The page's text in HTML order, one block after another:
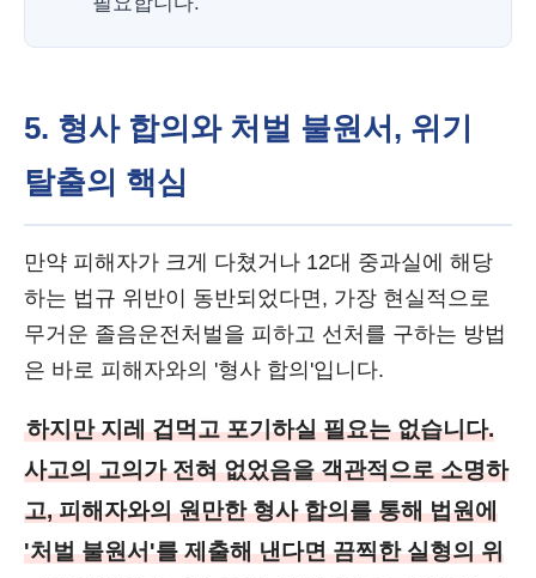
5. 형사 합의와 처벌 불원서, 위기
탈출의 핵심
만약 피해자가 크게 다쳤거나 12대 중과실에 해당
하는 법규 위반이 동반되었다면, 가장 현실적으로
무거운 졸음운전처벌을 피하고 선처를 구하는 방법
은 바로 피해자와의 '형사 합의'입니다.
하지만 지레 겁먹고 포기하실 필요는 없습니다.
사고의 고의가 전혀 없었음을 객관적으로 소명하
고, 피해자와의 원만한 형사 합의를 통해 법원에
'처벌 불원서'를 제출해 낸다면 끔찍한 실형의 위